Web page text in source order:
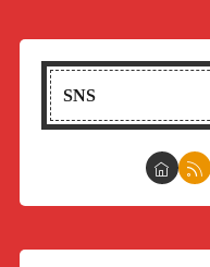
SNS